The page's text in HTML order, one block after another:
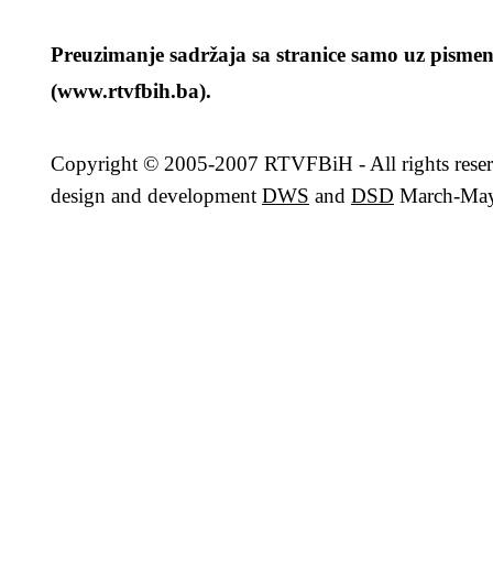
Preuzimanje sadržaja sa stranice samo uz
(www.rtvfbih.ba).
Copyright © 2005-2007 RTVFBiH - All rights
design and development DWS and DSD March-